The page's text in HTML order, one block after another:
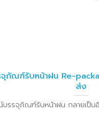
ภัณฑ์รับหน้าฝน Re-
ส่ง
บรรจุภัณฑ์รับหน้าฝน กลายเป็น